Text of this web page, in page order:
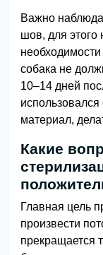
Важно
шов, для этого
собака не
10–14 дней
материал,
Какие
Главная цель
произвести
прекращается